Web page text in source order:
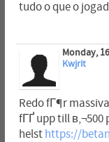
tudo o que o
Monday,
Kwjrit
Redo fГ¶r
fГҐ upp till в‚¬500
helst https://